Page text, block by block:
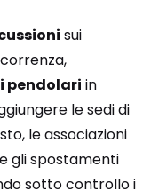
sui
pendolari in
le sedi di
le associazioni
gli spostamenti
sotto controllo i